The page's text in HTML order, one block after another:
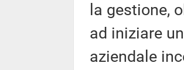
la gestione,
ad iniziare
aziendale